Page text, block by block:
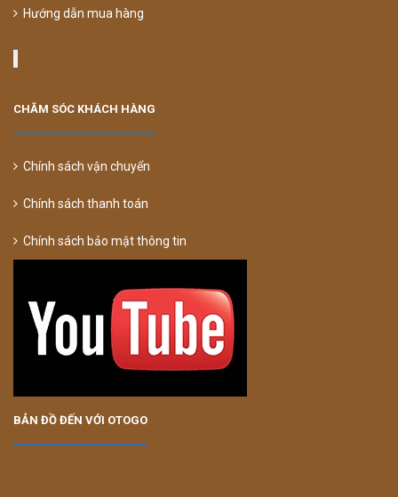
Hướng dẫn mua hàng
CHĂM SÓC KHÁCH HÀNG
Chính sách vận chuyển
Chính sách thanh toán
Chính sách bảo mật thông tin
BẢN ĐỒ ĐẾN VỚI OTOGO